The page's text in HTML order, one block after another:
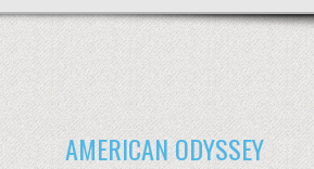
AMERICAN ODYSSEY